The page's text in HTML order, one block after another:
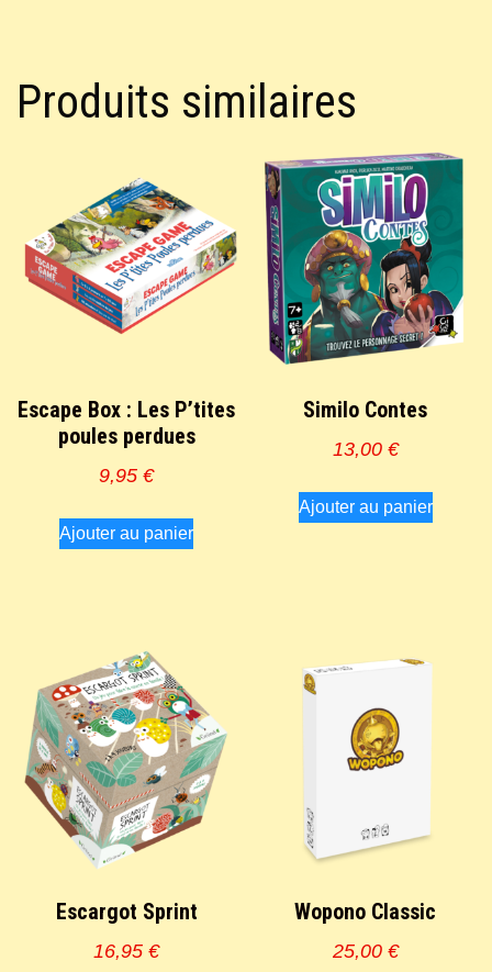
Produits similaires
Escape Box : Les P’tites
poules perdues
9,95€
Ajouter au panier
Similo Contes
13,00 €
Ajouter au panier
Escargot Sprint
16,95€
Wopono Classic
25,00 €